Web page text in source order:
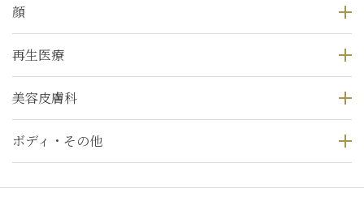
顔
再生医療
美容皮膚科
ボディ・その他